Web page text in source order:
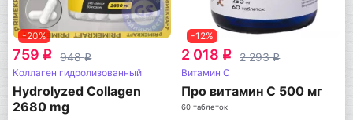
-20%
759 q 948q
Коллаген гидролизованный
Hydrolyzed Collagen
2680 mg
-12%
2 018 q 2 293q
Витамин C
Про витамин С 500 мг
60 таблеток